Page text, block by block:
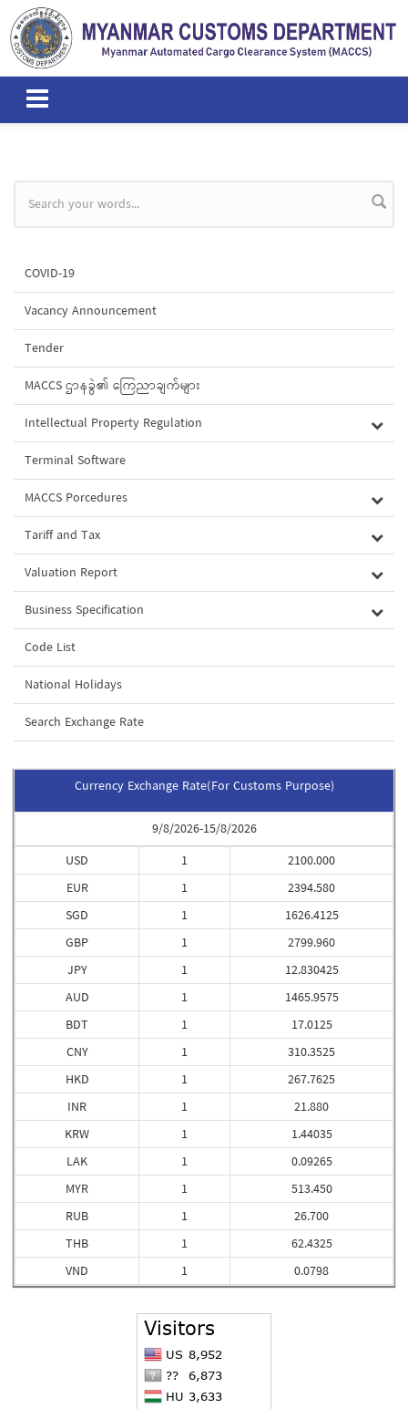
Skip to main content
Search form
COVID-19
Vacancy Announcement
Tender
MACCS ဌာနခွဲ၏ ကြေညာချက်များ
Intellectual Property Regulation
Terminal Software
MACCS Porcedures
Tariff and Tax
Valuation Report
Business Specification
Code List
National Holidays
Search Exchange Rate
Currency Exchange Rate(For Customs Purpose)
9/8/2026-15/8/2026
USD
EUR
SGD
GBP
JPY
AUD
BDT
CNY
HKD
INR
KRW
LAK
MYR
RUB
THB
VND
1
1
1
1
1
1
1
1
1
1
1
1
1
1
1
1
2100.000
2394.580
1626.4125
2799.960
12.830425
1465.9575
17.0125
310.3525
267.7625
21.880
1.44035
0.09265
513.450
26.700
62.4325
0.0798